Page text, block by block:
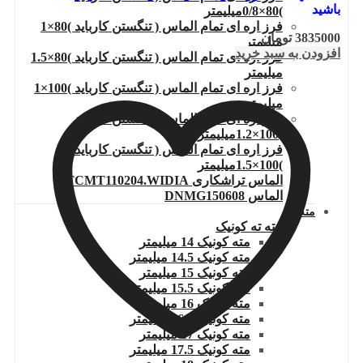
)80×0/8میلیمتر
فرز اره ای تمام الماس ( تنگستن کارباید )80×1
میلیمتر
فرز اره ای تمام الماس ( تنگستن کارباید )80×1.5
میلیمتر
فرز اره ای تمام الماس ( تنگستن کارباید )100×1
میلیمتر
فرز اره ای تمام الماس ( تنگستن کارباید
فرز اره ای تمام الماس ( تنگستن کارباید
)100×1.5میلیمتر
الماس تراشکاری TCMT110204.WIDIA
الماس DNMG150608
مته
مته ته کونیک
مته کونیک 14 میلیمتر
مته کونیک 14.5 میلیمتر
مته کونیک 15 میلیمتر
مته کونیک 15.5 میلیمتر
مته کونیک 16 میلیمتر
مته کونیک 16.5 میلیمتر
مته کونیک 17 میلیمتر
مته کونیک 17.5 میلیمتر
باشید
3835000 تومان
افزودن به سبد خرید